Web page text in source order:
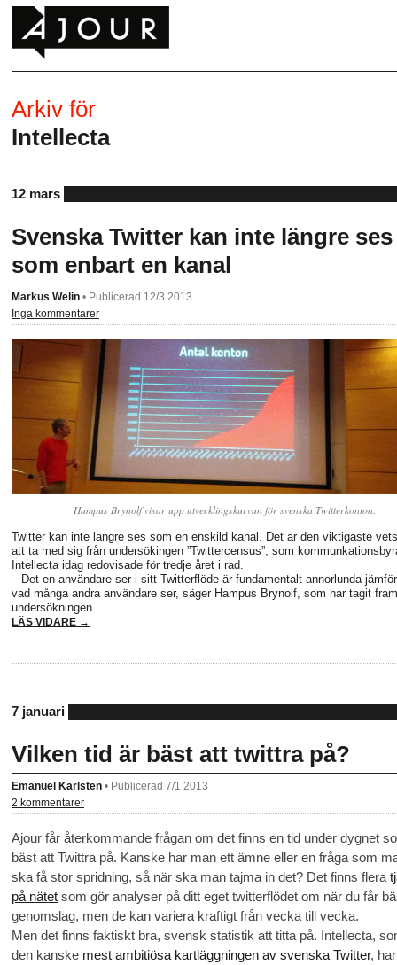
Arkiv för
Intellecta
12 mars
Svenska Twitter kan inte längre ses
som enbart en kanal
Markus Welin • Publicerad 12/3 2013
Inga kommentarer
Hampus Brynolf visar upp utvecklingskurvan för svenska Twitterkonton.
Twitter kan inte längre ses som en enskild kanal. Det är den viktigaste
att ta med sig från undersökingen ”Twittercensus”, som
Intellecta idag redovisade för tredje året i rad.
– Det en användare ser i sitt Twitterflöde är fundamentalt annorlunda
vad många andra användare ser, säger Hampus Brynolf, som har tagit fram
undersökningen.
LÄS VIDARE →
7 januari
Vilken tid är bäst att twittra på?
Emanuel Karlsten • Publicerad 7/1 2013
2 kommentarer
Ajour får återkommande frågan om det finns en tid under dygnet
bäst att Twittra på. Kanske har man ett ämne eller en fråga som
ska få stor spridning, så när ska man tajma in det? Det finns flera
på nätet som gör analyser på ditt eget twitterflödet om när du får
genomslag, men de kan variera kraftigt från vecka till vecka.
Men det finns faktiskt bra, svensk statistik att titta på. Intellecta,
den kanske mest ambitiösa kartläggningen av svenska Twitter,